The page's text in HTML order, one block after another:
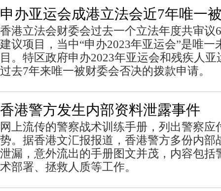
申办亚运会成港立法会近7年唯一
香港立法会财委会过去一个立法年度共审议
建议项目，当中“申办2023年亚运会”是唯一
目。特区政府申办2023年亚运会和残疾人
过去7年来唯一被财委会否决的拨款申请。
香港警方发生内部资料泄露事件
网上流传的警察战术训练手册，列出警察应
势。据香港文汇报报道，香港警方多份内部
泄漏，意外流出的手册图文并茂，内容包括
术部署、拯救人质等工作。